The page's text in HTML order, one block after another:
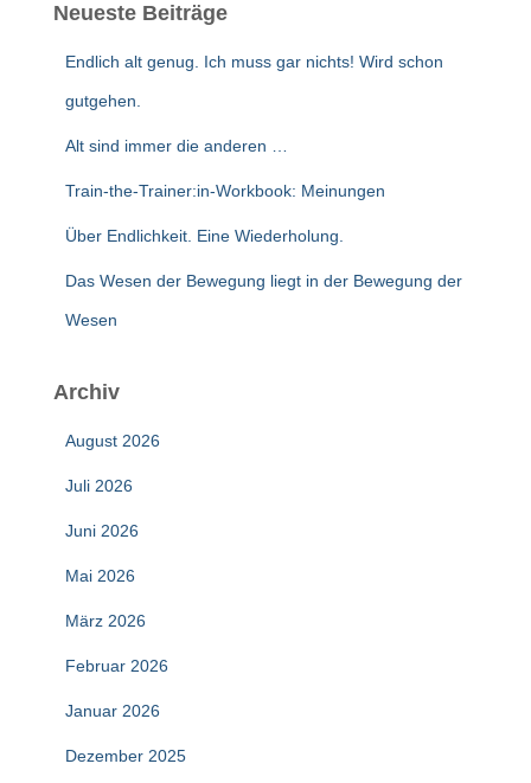
Neueste Beiträge
Endlich alt genug. Ich muss gar nichts! Wird schon
gutgehen.
Alt sind immer die anderen …
Train-the-Trainer:in-Workbook: Meinungen
Über Endlichkeit. Eine Wiederholung.
Das Wesen der Bewegung liegt in der Bewegung der
Wesen
Archiv
August 2026
Juli 2026
Juni 2026
Mai 2026
März 2026
Februar 2026
Januar 2026
Dezember 2025